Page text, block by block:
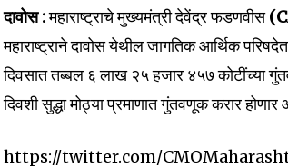
दावोस :महाराष्ट्राचे मुख्यमंत्री देवेंद्र फडणवीस
महाराष्ट्राने दावोस येथील जागतिक आर्थिक परिषदेत
दिवसात तब्बल ६ लाख २५ हजार ४५७ कोटींच्या
दिवशी सुद्धा मोठ्या प्रमाणात गुंतवणूक करार
https://twitter.com/